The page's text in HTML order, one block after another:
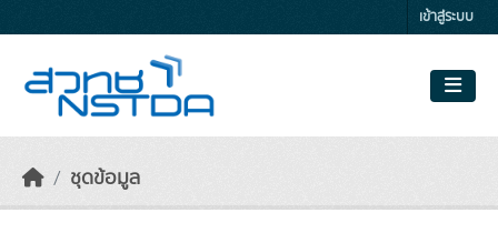
เข้าสู่ระบบ
ชุดข้อมูล